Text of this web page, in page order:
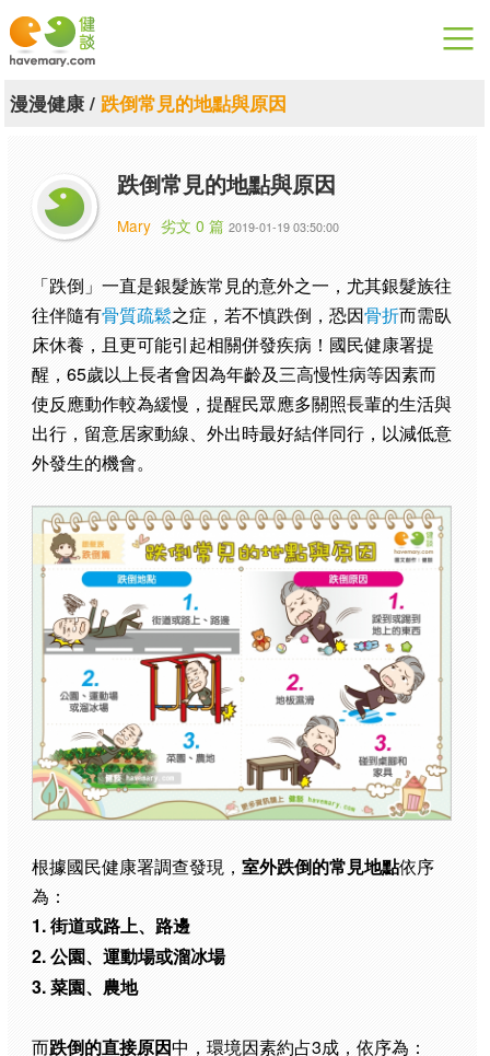
漫漫健康
關於健談
聯絡我們
下載專區
漫漫健康/ 跌倒常見的地點與原因
跌倒常見的地點與原因
Mary 劣文 0 篇 2019-01-19 03:50:00
「跌倒」一直是銀髮族常見的意外之一，尤其銀髮族往
往伴隨有骨質疏鬆之症，若不慎跌倒，恐因骨折而需臥
床休養，且更可能引起相關併發疾病！國民健康署提
醒，65歲以上長者會因為年齡及三高慢性病等因素而
使反應動作較為緩慢，提醒民眾應多關照長輩的生活與
出行，留意居家動線、外出時最好結伴同行，以減低意
外發生的機會。
根據國民健康署調查發現， 室外跌倒的常見地點依序
為：
1. 街道或路上、路邊
2. 公園、運動場或溜冰場
3. 菜園、農地
而跌倒的直接原因中，環境因素約占3成，依序為：